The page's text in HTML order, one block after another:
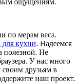
по мерам веса.
для кухни. Надеемся
полезной. Не
У нас много
друзьям в
наш проект.